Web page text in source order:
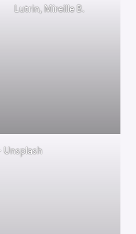
Lutrin, Mireille B.
Unsplash